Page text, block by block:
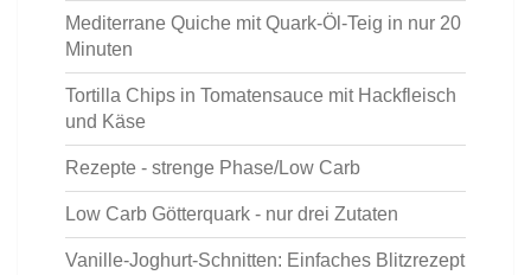
Mediterrane Quiche mit Quark-Öl-Teig in nur 20
Minuten
Tortilla Chips in Tomatensauce mit Hackfleisch
und Käse
Rezepte - strenge Phase/Low Carb
Low Carb Götterquark - nur drei Zutaten
Vanille-Joghurt-Schnitten: Einfaches Blitzrezept